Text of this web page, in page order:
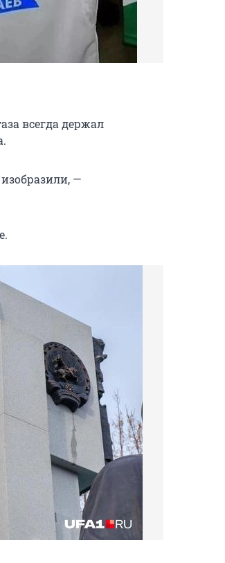
всегда держал
—